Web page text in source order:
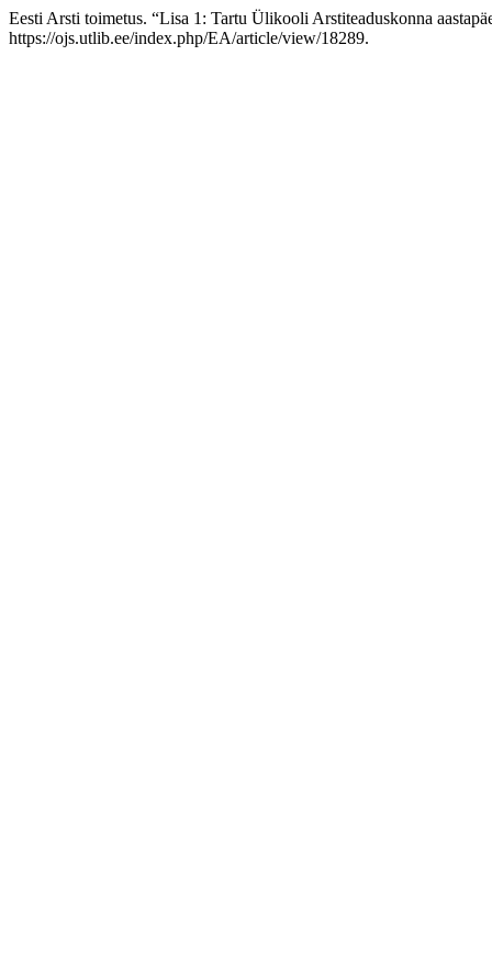
Eesti Arsti toimetus. “Lisa 1: Tartu Ülikooli Arstiteaduskonna
https://ojs.utlib.ee/index.php/EA/article/view/18289.